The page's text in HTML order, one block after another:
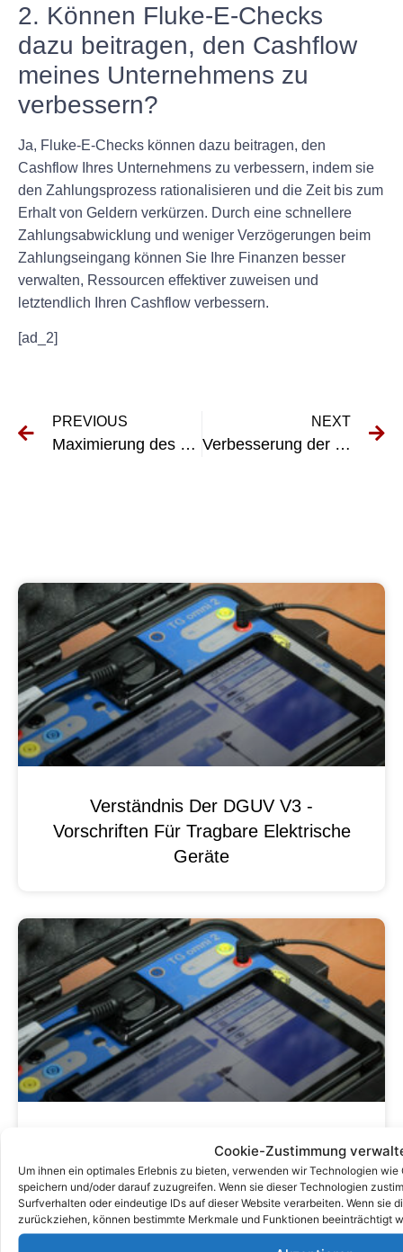
Cookie-Zustimmung
Um ihnen ein optimales Erlebnis zu bieten, verwenden wir Technologien
speichern und/oder darauf zuzugreifen. Wenn sie dieser Technologien
Surfverhalten oder eindeutige IDs auf dieser Website verarbeiten. Wenn sie
zurückziehen, können bestimmte Merkmale und Funktionen beeinträchtigt
2. Können Fluke-E-Checks
dazu beitragen, den Cashflow
meines Unternehmens zu
verbessern?
Ja, Fluke-E-Checks können dazu beitragen, den
Cashflow Ihres Unternehmens zu verbessern, indem sie
den Zahlungsprozess rationalisieren und die Zeit bis zum
Erhalt von Geldern verkürzen. Durch eine schnellere
Zahlungsabwicklung und weniger Verzögerungen beim
Zahlungseingang können Sie Ihre Finanzen besser
verwalten, Ressourcen effektiver zuweisen und
letztendlich Ihren Cashflow verbessern.
[ad_2]
PREVIOUS
Maximierung des ROI mit UVV-Baggern: Kosteneinsparungsstrategien und Best Practices
NEXT
Verbesserung der finanziellen Sicherheit durch E-Check-Prüffristen
Verständnis Der DGUV V3 -
Vorschriften Für Tragbare Elektrische
Geräte
Ein Leitfaden Zum Verständnis Des
DGUV V3 -Inspektionsanforderungen
Für Elektrische Geräte